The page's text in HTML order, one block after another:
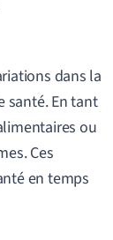
dans la
santé. En tant
ou
Ces
en temps